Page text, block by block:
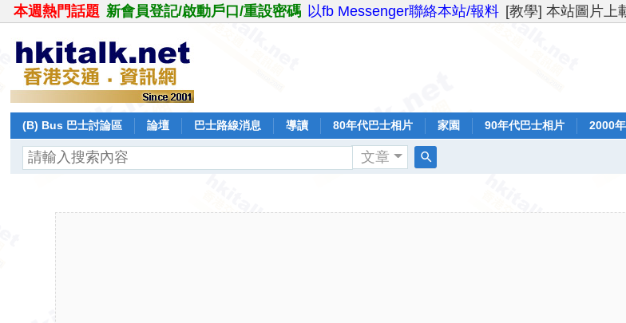
本週熱門話題 新會員登記/啟動戶口/重設密碼 以fb Messenger聯絡本站/報料 [教學] 本站圖片上
(B) Bus 巴士討論區 論壇 巴士路線消息 導讀 80年代巴士相片 家園 90年代巴士相片 2000
文章